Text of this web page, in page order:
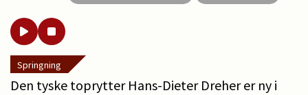
Springning
Den tyske toprytter Hans-Dieter Dreher er ny i